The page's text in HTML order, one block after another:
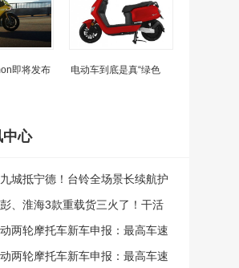
即将发布 电动车到底是真“绿色
中心
城抵宁德！台铃全场景长续航护
、淮海3款重载货三火了！干活
能上牌
两轮摩托车新车申报：最高车速
否抢占短途代步市场？
两轮摩托车新车申报：最高车速